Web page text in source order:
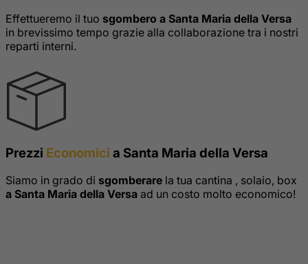
Effettueremo il tuo sgombero a Santa Maria della Versa
in brevissimo tempo grazie alla collaborazione tra i nostri
reparti interni.
Prezzi Economici a Santa Maria della Versa
Siamo in grado di sgomberare la tua cantina , solaio, box
a Santa Maria della Versa ad un costo molto economico!